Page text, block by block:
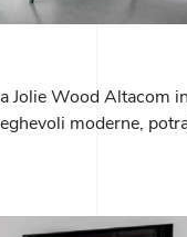
Jolie Wood Altacom
moderne,